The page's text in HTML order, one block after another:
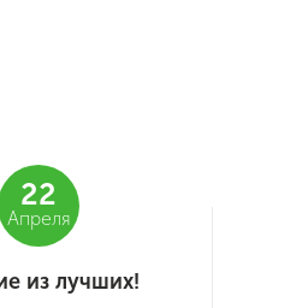
22
Апреля
из лучших!